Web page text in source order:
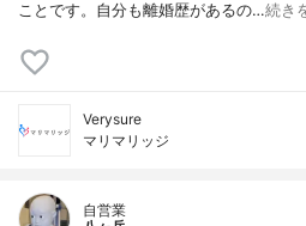
ことです。自分も離婚歴があるの…続き
Verysure
マリマリッジ
自営業